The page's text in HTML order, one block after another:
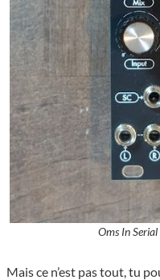
Oms In
Mais ce n’est pas tout, tu